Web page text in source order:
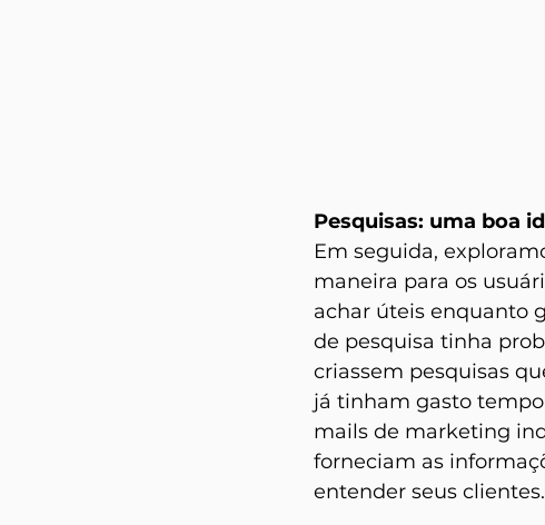
Pesquisas: uma boa
Em seguida,
maneira para os
achar úteis enquanto
de pesquisa tinha
criassem pesquisas
já tinham gasto
mails de marketing
forneciam as
entender seus clientes.